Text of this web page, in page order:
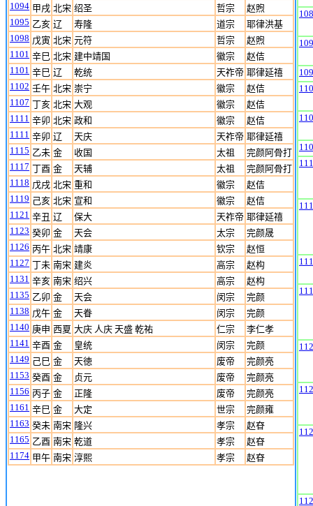
1094 甲戌 北宋 绍圣 哲宗
赵煦
1095 乙亥 辽 寿隆 道宗
耶律洪基
1098 戊寅 北宋 元符 哲宗
赵煦
1101 辛巳 北宋 建中靖国 徽宗
赵佶
1101 辛巳 辽 乾统 天祚帝 耶律延禧
1102 壬午 北宋 崇宁 徽宗
赵佶
1107 丁亥 北宋 大观 徽宗
赵佶
1111 辛卯 北宋 政和 徽宗
赵佶
1111 辛卯 辽 天庆 天祚帝 耶律延禧
1115 乙未 金 收国 太祖
完颜阿骨打
1117 丁酉 金 天辅 太祖
完颜阿骨打
1118 戊戌 北宋 重和 徽宗
赵佶
1119 己亥 北宋 宣和 徽宗
赵佶
1121 辛丑 辽 保大 天祚帝 耶律延禧
1123 癸卯 金 天会 太宗
完颜晟
1126 丙午 北宋 靖康 钦宗
赵恒
1127 丁未 南宋 建炎 高宗
赵构
1131 辛亥 南宋 绍兴 高宗
赵构
1135 乙卯 金 天会 闵宗
完颜
1138 戊午 金 天眷 闵宗
完颜
1140 庚申 西夏 大庆 人庆 天盛 乾祐 仁宗
李仁孝
1141 辛酉 金 皇统 闵宗
完颜
1149 己巳 金 天徳 废帝
完颜亮
1153 癸酉 金 贞元 废帝
完颜亮
1156 丙子 金 正隆 废帝
完颜亮
1161 辛巳 金 大定 世宗
完颜雍
1163 癸未 南宋 隆兴 孝宗
赵昚
1165 乙酉 南宋 乾道 孝宗
赵昚
1174 甲午 南宋 淳熙 孝宗 赵昚